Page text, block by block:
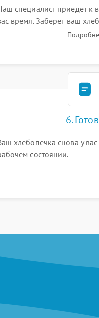
специалист приедет к
время. Заберет ваш
склад для диагностики.
6.
хлебопечка снова у
состоянии.